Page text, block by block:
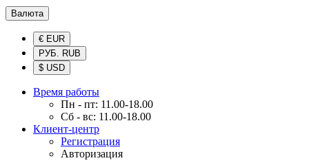
Валюта
€ EUR
РУБ. RUB
$ USD
Время работы
Пн - пт: 11.00-18.00
Сб - вс: 11.00-18.00
Клиент-центр
Регистрация
Авторизация